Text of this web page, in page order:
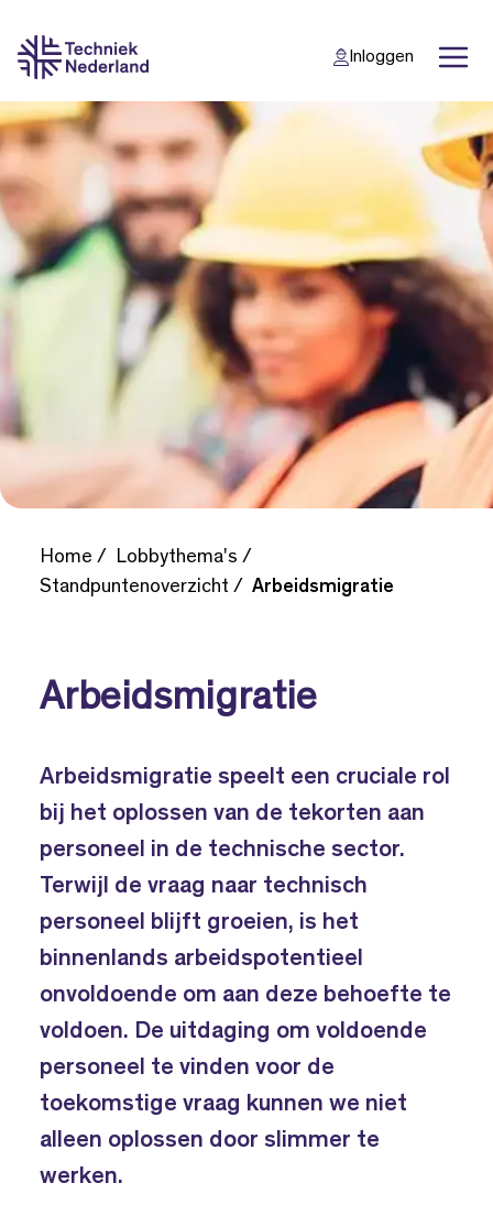
Inloggen
Back
Back
Home
Lobbythema's
Standpuntenoverzicht
Arbeidsmigratie
Arbeidsmigratie
Arbeidsmigratie speelt een cruciale rol
bij het oplossen van de tekorten aan
personeel in de technische sector.
Terwijl de vraag naar technisch
personeel blijft groeien, is het
binnenlands arbeidspotentieel
onvoldoende om aan deze behoefte te
voldoen. De uitdaging om voldoende
personeel te vinden voor de
toekomstige vraag kunnen we niet
alleen oplossen door slimmer te
werken.